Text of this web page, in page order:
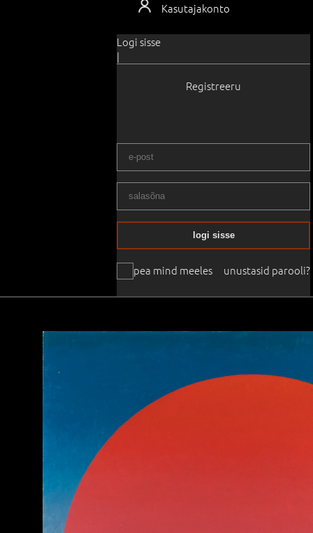
Kasutajakonto
Logi sisse
|
Registreeru
pea mind meeles
logi sisse
unustasid parooli?